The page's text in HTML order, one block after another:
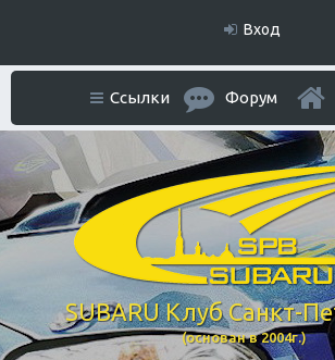
Вход
SUBARU Клуб Санкт-
(основан в 2004г.)
Ссылки Форум